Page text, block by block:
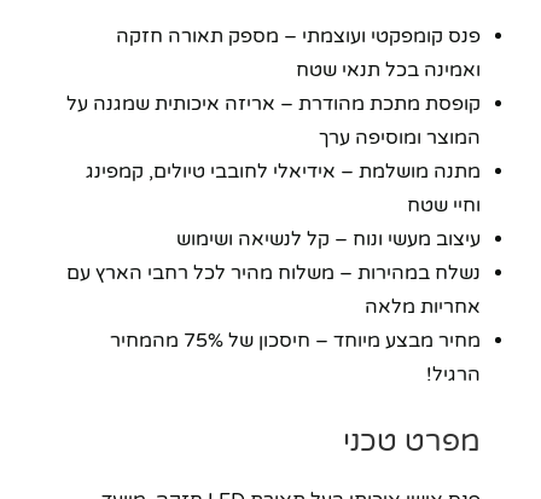
פנס קומפקטי ועוצמתי – מספק תאורה חזקה
ואמינה בכל תנאי שטח
קופסת מתכת מהודרת – אריזה איכותית שמגנה על
המוצר ומוסיפה ערך
מתנה מושלמת – אידיאלי לחובבי טיולים, קמפינג
וחיי שטח
עיצוב מעשי ונוח – קל לנשיאה ושימוש
נשלח במהירות – משלוח מהיר לכל רחבי הארץ עם
אחריות מלאה
מחיר מבצע מיוחד – חיסכון של 75% מהמחיר
הרגיל!
מפרט טכני